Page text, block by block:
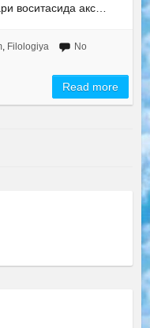
воситасида акс…
, Filologiya
No
Read more